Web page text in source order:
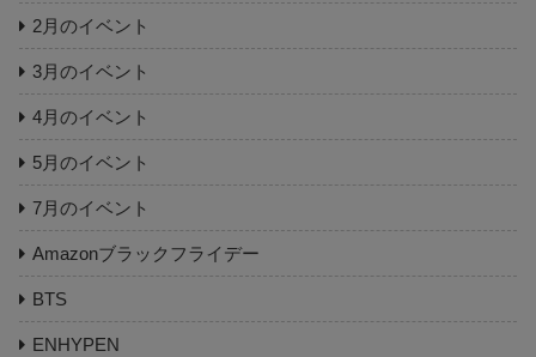
2月のイベント
3月のイベント
4月のイベント
5月のイベント
7月のイベント
Amazonブラックフライデー
BTS
ENHYPEN